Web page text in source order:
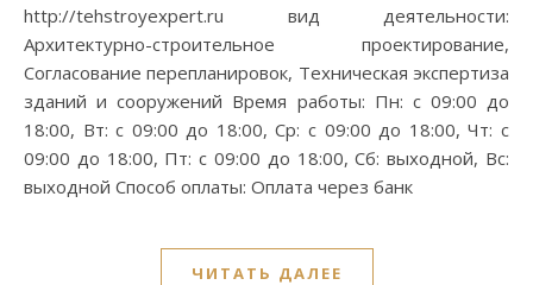
http://tehstroyexpert.ru вид деятельности:
Архитектурно-строительное проектирование,
Согласование перепланировок, Техническая экспертиза
зданий и сооружений Время работы: Пн: с 09:00 до
18:00, Вт: с 09:00 до 18:00, Ср: с 09:00 до 18:00, Чт: с
09:00 до 18:00, Пт: с 09:00 до 18:00, Сб: выходной, Вс:
выходной Способ оплаты: Оплата через банк
ЧИТАТЬ ДАЛЕЕ